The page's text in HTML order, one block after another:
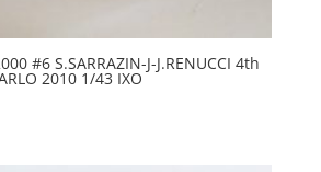
#6 S.SARRAZIN-J-J.RENUCCI 4th
2010 1/43 IXO